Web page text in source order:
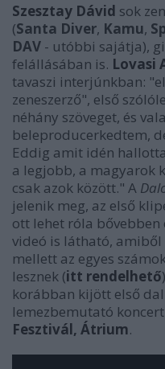
Szesztay Dávid sok
(Santa Diver, Kamu,
DAV - utóbbi sajátja),
felállásában is. Lovasi
tavaszi interjúnkban:
zeneszerző", első
néhány szöveget, és
beleproducerkedtem,
Eddig amit idén
a legjobb, a magyarok
csak azok között." A
jelenik meg, az első
ott lehet róla
videó is látható,
mellett az egyes
lesznek (itt rendelhető
korábban kijött első
lemezbemutató
Fesztivál, Átrium.